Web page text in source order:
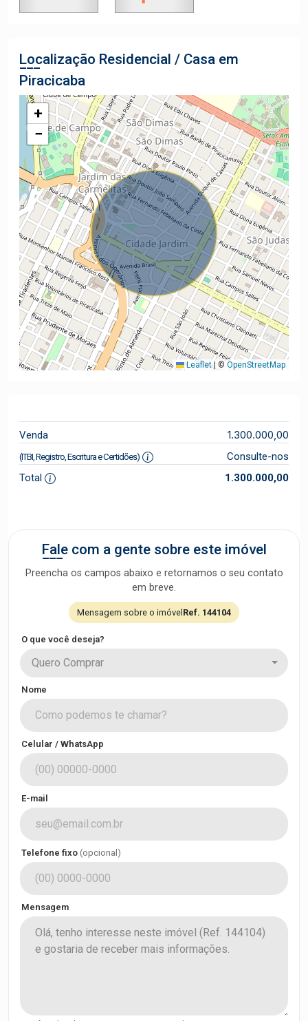
Localização Residencial / Casa em
Piracicaba
+
−
Leaflet © OpenStreetMap
Venda 1.300.000,00
(ITBI, Registro, Escritura e Certidões)
Consulte-nos
Total
1.300.000,00
Fale com a gente sobre este imóvel
Preencha os campos abaixo e retornamos o seu contato
em breve.
Mensagem sobre o imóvel Ref. 144104
O que você deseja?
Quero Comprar
Nome
Celular / WhatsApp
E-mail
Telefone fixo (opcional)
Mensagem